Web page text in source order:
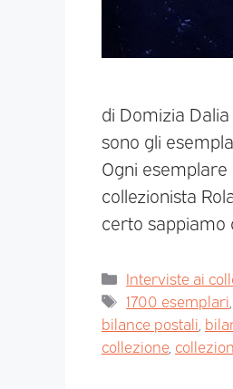
di Domizia
sono gli
Ogni
collezionista
certo sappiamo
Interviste ai
1700 esemplari
bilance postali
collezione,